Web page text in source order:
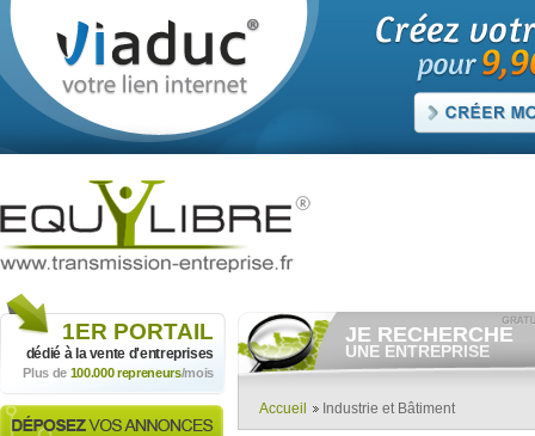
1ER PORTAIL
dédié à la vente d'entreprises
Plus de 100.000 repreneurs/mois
JE RECHERCHE
UNE ENTREPRISE
Consulter gratuitementles
vendre.
Et/ou déposergratuitement
votre recherche d'entreprise.
Accueil Industrie et Bâtiment